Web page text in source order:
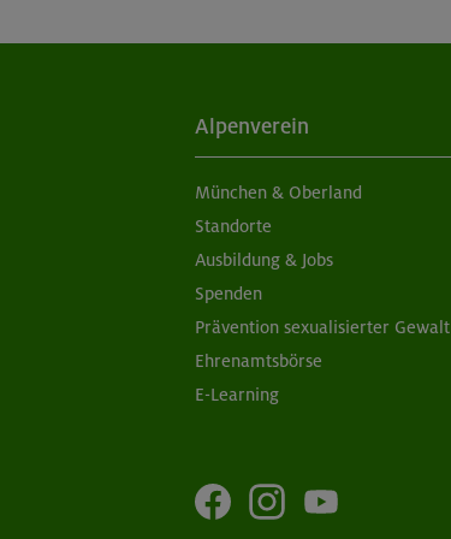
Alpenverein
München & Oberland
Standorte
Ausbildung & Jobs
Spenden
Prävention sexualisierter Gewalt
Ehrenamtsbörse
E-Learning